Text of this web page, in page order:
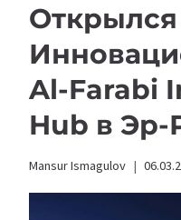
Открылся
Al-Farabi
Hub в Эр-
Mansur Ismagulov